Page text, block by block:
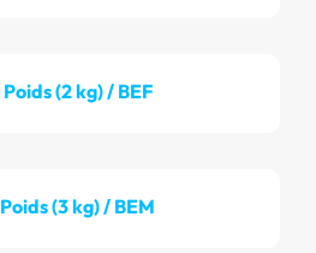
Poids (2 kg) / BEF
Poids (3 kg) / BEM